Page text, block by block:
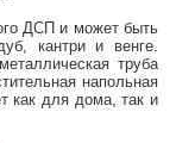
ДСП и может быть
кантри и венге.
труба
напольная
как для дома, так и